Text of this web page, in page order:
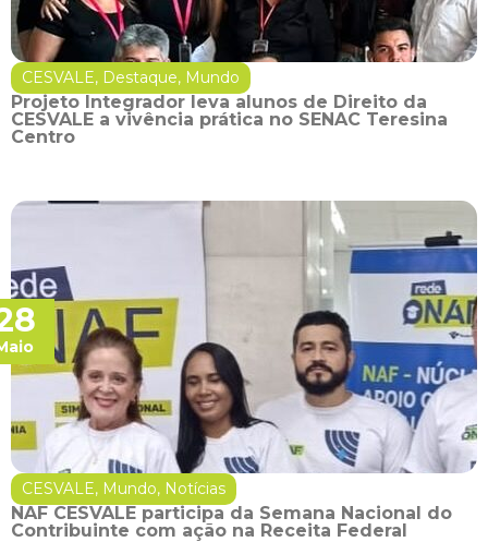
CESVALE, Destaque, Mundo
Projeto Integrador leva alunos de Direito da
CESVALE a vivência prática no SENAC Teresina
Centro
CESVALE, Mundo, Notícias
NAF CESVALE participa da Semana Nacional do
Contribuinte com ação na Receita Federal